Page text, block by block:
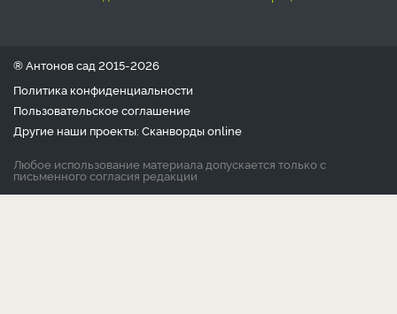
® Антонов сад 2015-2026
Политика конфиденциальности
Пользовательское соглашение
Другие наши проекты: Сканвордыonline
Любое использование материала допускается только с
письменного согласия редакции